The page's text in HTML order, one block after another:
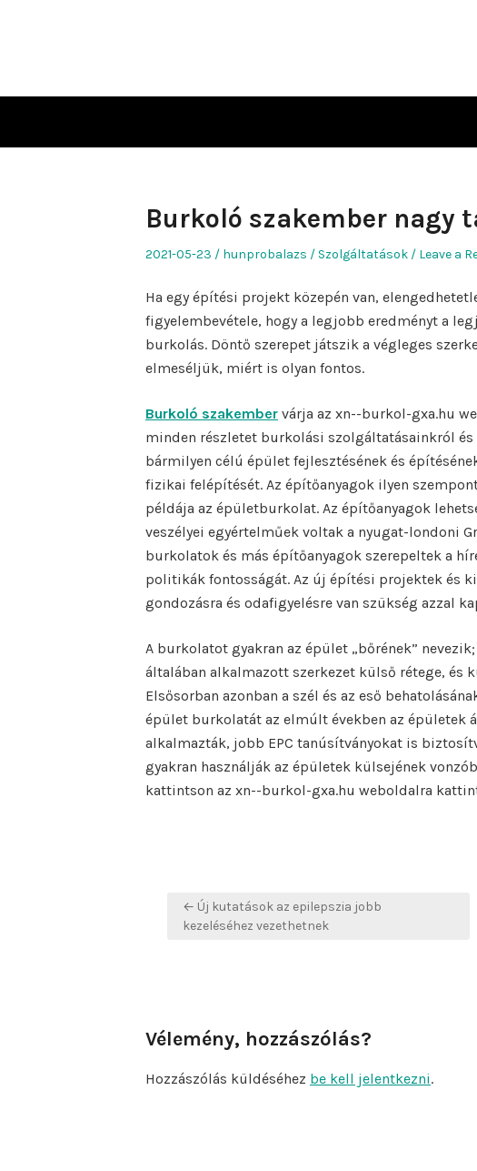
Burkoló szakember nagy
Posted
2021-05-23 Author
hunprobalazs
Posted
Szolgáltatások Leave a
Ha egy építési projekt közepén van,
figyelembevétele, hogy a legjobb eredményt a
burkolás. Döntő szerepet játszik a végleges
elmeséljük, miért is olyan fontos.
Burkoló szakember várja az xn--burkol-gxa.hu
minden részletet burkolási szolgáltatásainkról
bármilyen célú épület fejlesztésének és
fizikai felépítését. Az építőanyagok ilyen
példája az épületburkolat. Az építőanyagok
veszélyei egyértelműek voltak a nyugat-londoni
burkolatok és más építőanyagok szerepeltek a
politikák fontosságát. Az új építési projektek és
gondozásra és odafigyelésre van szükség azzal
A burkolatot gyakran az épület „bőrének”
általában alkalmazott szerkezet külső rétege, és
Elsősorban azonban a szél és az eső
épület burkolatát az elmúlt években az épületek
alkalmazták, jobb EPC tanúsítványokat is
gyakran használják az épületek külsejének
kattintson az xn--burkol-gxa.hu weboldalra
Bejegyzés
navigáció
← Új kutatások az epilepszia jobb
kezeléséhez vezethetnek
Vélemény, hozzászólás?
Hozzászólás küldéséhez be kell jelentkezni.